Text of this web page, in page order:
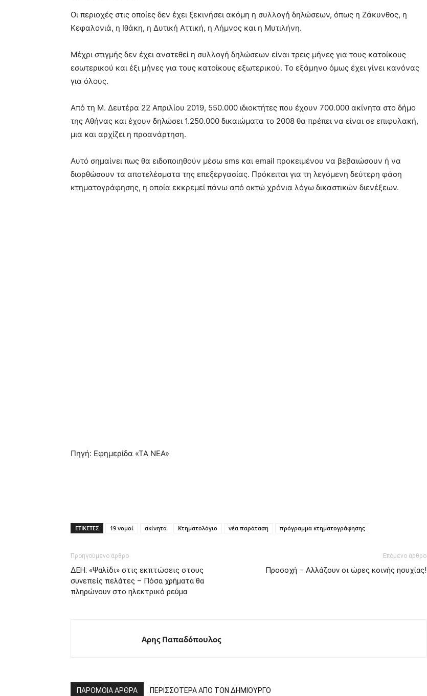
Οι περιοχές στις οποίες δεν έχει ξεκινήσει ακόμη η συλλογή δηλώσεων, όπως η Ζάκυνθος, η
Κεφαλονιά, η Ιθάκη, η Δυτική Αττική, η Λήμνος και η Μυτιλήνη.
Μέχρι στιγμής δεν έχει ανατεθεί η συλλογή δηλώσεων είναι τρεις μήνες για τους κατοίκους
εσωτερικού και έξι μήνες για τους κατοίκους εξωτερικού. Το εξάμηνο όμως έχει γίνει κανόνας
για όλους.
Από τη Μ. Δευτέρα 22 Απριλίου 2019, 550.000 ιδιοκτήτες που έχουν 700.000 ακίνητα στο δήμο
της Αθήνας και έχουν δηλώσει 1.250.000 δικαιώματα το 2008 θα πρέπει να είναι σε επιφυλακή,
μια και αρχίζει η προανάρτηση.
Αυτό σημαίνει πως θα ειδοποιηθούν μέσω sms και email προκειμένου να βεβαιώσουν ή να
διορθώσουν τα αποτελέσματα της επεξεργασίας. Πρόκειται για τη λεγόμενη δεύτερη φάση
κτηματογράφησης, η οποία εκκρεμεί πάνω από οκτώ χρόνια λόγω δικαστικών διενέξεων.
Πηγή: Εφημερίδα «ΤΑ ΝΕΑ»
ΕΤΙΚΕΤΕΣ 19 νομοί ακίνητα Κτηματολόγιο νέα παράταση πρόγραμμα κτηματογράφησης
Προηγούμενο άρθρο
ΔΕΗ: «Ψαλίδι» στις εκπτώσεις στους
συνεπείς πελάτες – Πόσα χρήματα θα
πληρώνουν στο ηλεκτρικό ρεύμα
Επόμενο άρθρο
Προσοχή – Αλλάζουν οι ώρες κοινής ησυχίας!
Αρης Παπαδόπουλος
ΠΑΡΟΜΟΙΑ ΑΡΘΡΑ ΠΕΡΙΣΣΟΤΕΡΑ ΑΠΟ ΤΟΝ ΔΗΜΙΟΥΡΓΟ